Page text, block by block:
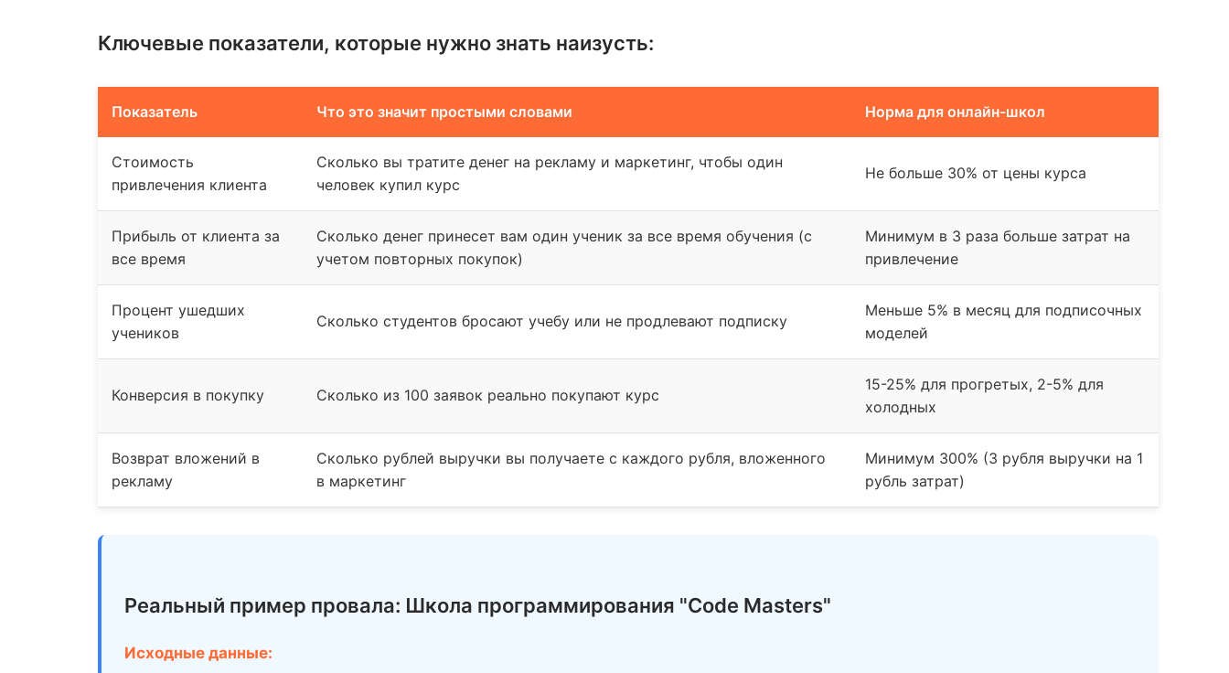
Ключевые показатели, которые нужно знать наизусть:
Показатель Что это значит простыми словами Норма для онлайн-школ
Стоимость
привлечения клиента
Сколько вы тратите денег на рекламу и маркетинг, чтобы один
человек купил курс
Не больше 30% от цены курса
Прибыль от клиента за
все время
Сколько денег принесет вам один ученик за все время обучения (с
учетом повторных покупок)
Минимум в 3 раза больше затрат на
привлечение
Процент ушедших
учеников
Сколько студентов бросают учебу или не продлевают подписку
Меньше 5% в месяц для подписочных
моделей
Конверсия в покупку Сколько из 100 заявок реально покупают курс
15-25% для прогретых, 2-5% для
холодных
Возврат вложений в
рекламу
Сколько рублей выручки вы получаете с каждого рубля, вложенного
в маркетинг
Минимум 300% (3 рубля выручки на 1
рубль затрат)
Реальный пример провала: Школа программирования "Code Masters"
Исходные данные: